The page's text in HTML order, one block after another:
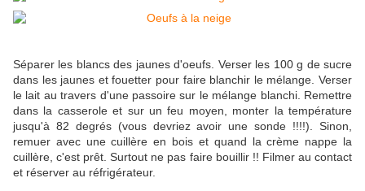
Séparer les blancs des jaunes d'oeufs. Verser les 100 g de sucre
dans les jaunes et fouetter pour faire blanchir le mélange. Verser
le lait au travers d'une passoire sur le mélange blanchi. Remettre
dans la casserole et sur un feu moyen, monter la température
jusqu'à 82 degrés (vous devriez avoir une sonde !!!!). Sinon,
remuer avec une cuillère en bois et quand la crème nappe la
cuillère, c'est prêt. Surtout ne pas faire bouillir !! Filmer au contact
et réserver au réfrigérateur.